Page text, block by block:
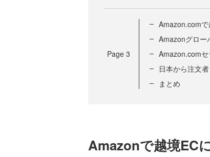
Page 3
Amazon.com
Amazonグロー
Amazon.com
日本から注文
まとめ
Amazonで越境EC